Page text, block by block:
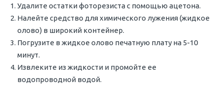
Удалите остатки фоторезиста с помощью ацетона.
Налейте средство для химического лужения (жидкое
олово) в широкий контейнер.
Погрузите в жидкое олово печатную плату на 5-10
минут.
Извлеките из жидкости и промойте ее
водопроводной водой.